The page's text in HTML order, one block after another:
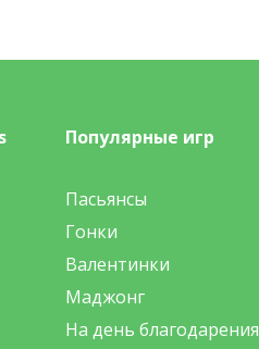
Популярные игр
Пасьянсы
Гонки
Валентинки
Маджонг
На день благодарения